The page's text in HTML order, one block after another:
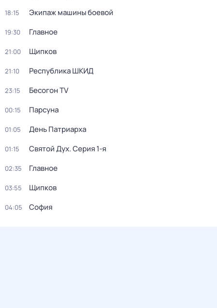
18:15 Экипаж машины боевой
19:30 Главное
21:00 Щипков
21:10 Республика ШКИД
23:15 Бесогон TV
00:15 Парсуна
01:05 День Патриарха
01:15 Святой Дух. Серия 1-я
02:35 Главное
03:55 Щипков
04:05 София